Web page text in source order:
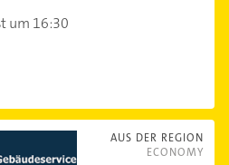
um 16:30
AUS DER REGION
ECONOMY